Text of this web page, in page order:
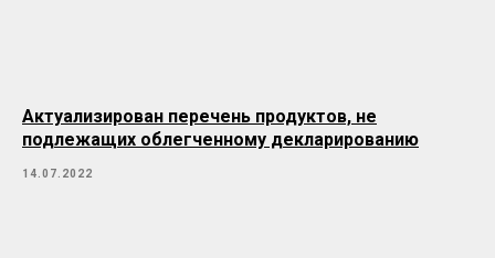
Актуализирован перечень продуктов, не
подлежащих облегченному декларированию
14.07.2022